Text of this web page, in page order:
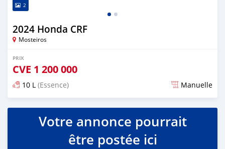
2
2024 Honda CRF
Mosteiros
PRIX
CVE 1 200 000
10 L (Essence) Manuelle
Publié il y a presque 2 ans
Votre annonce pourrait
être postée ici